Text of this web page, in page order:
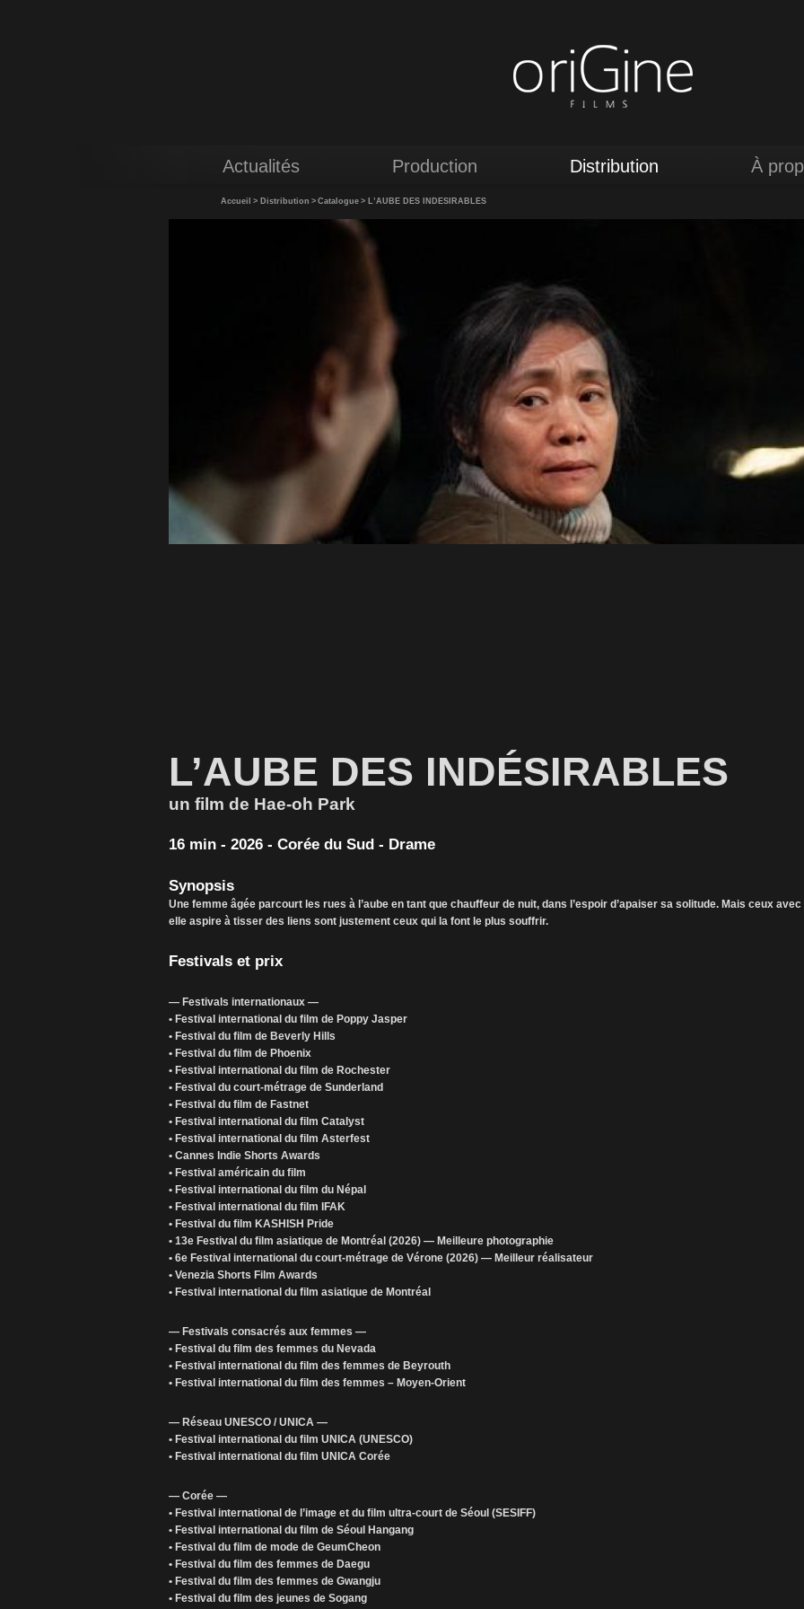
Actualités Production Distribution À
Accueil > Distribution > Catalogue > L’AUBE DES INDÉSIRABLES
L’AUBE DES INDÉSIRABLES
un film de Hae-oh Park
16 min - 2026 - Corée du Sud - Drame
Synopsis
Une femme âgée parcourt les rues à l’aube en tant que chauffeur de nuit, dans l’espoir d’apaiser sa solitude. Mais ceux avec
elle aspire à tisser des liens sont justement ceux qui la font le plus souffrir.
Festivals et prix
— Festivals internationaux —
• Festival international du film de Poppy Jasper
• Festival du film de Beverly Hills
• Festival du film de Phoenix
• Festival international du film de Rochester
• Festival du court-métrage de Sunderland
• Festival du film de Fastnet
• Festival international du film Catalyst
• Festival international du film Asterfest
• Cannes Indie Shorts Awards
• Festival américain du film
• Festival international du film du Népal
• Festival international du film IFAK
• Festival du film KASHISH Pride
• 13e Festival du film asiatique de Montréal (2026) — Meilleure photographie
• 6e Festival international du court-métrage de Vérone (2026) — Meilleur réalisateur
• Venezia Shorts Film Awards
• Festival international du film asiatique de Montréal
— Festivals consacrés aux femmes —
• Festival du film des femmes du Nevada
• Festival international du film des femmes de Beyrouth
• Festival international du film des femmes – Moyen-Orient
— Réseau UNESCO / UNICA —
• Festival international du film UNICA (UNESCO)
• Festival international du film UNICA Corée
— Corée —
• Festival international de l’image et du film ultra-court de Séoul (SESIFF)
• Festival international du film de Séoul Hangang
• Festival du film de mode de GeumCheon
• Festival du film des femmes de Daegu
• Festival du film des femmes de Gwangju
• Festival du film des jeunes de Sogang